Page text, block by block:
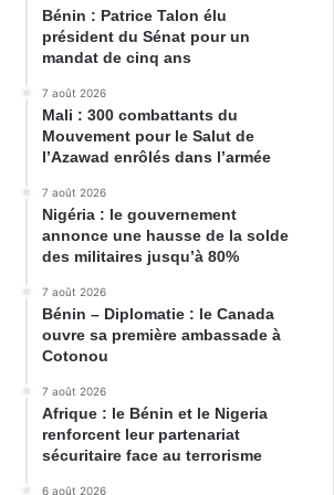
Bénin : Patrice Talon élu
président du Sénat pour un
mandat de cinq ans
7 août 2026
Mali : 300 combattants du
Mouvement pour le Salut de
l’Azawad enrôlés dans l’armée
7 août 2026
Nigéria : le gouvernement
annonce une hausse de la solde
des militaires jusqu’à 80%
7 août 2026
Bénin – Diplomatie : le Canada
ouvre sa première ambassade à
Cotonou
7 août 2026
Afrique : le Bénin et le Nigeria
renforcent leur partenariat
sécuritaire face au terrorisme
6 août 2026